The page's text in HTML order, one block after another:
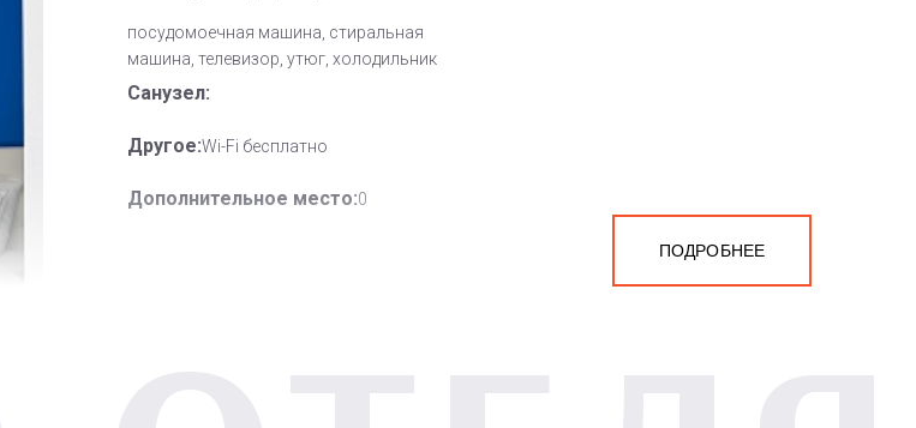
посудомоечная машина, стиральная
машина, телевизор, утюг, холодильник
Санузел:
Другое:Wi-Fi бесплатно
Дополнительное место:0
ПОДРОБНЕЕ